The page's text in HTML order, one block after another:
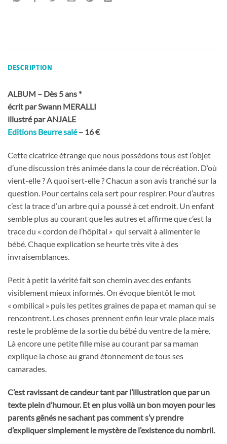
DESCRIPTION
ALBUM – Dès 5 ans *
écrit par Swann MERALLI
illustré par ANJALE
Editions Beurre salé– 16 €
Cette cicatrice étrange que nous possédons tous est l’objet
d’une discussion très animée dans la cour de récréation. D’où
vient-elle ? A quoi sert-elle ? Chacun a son avis tranché sur la
question. Pour certains cela sert pour respirer. Pour d’autres
c’est la trace d’un arbre qui a poussé à cet endroit. Un enfant
semble plus au courant que les autres et affirme que c’est la
trace du « cordon de l’hôpital » qui servait à alimenter le
bébé. Chaque explication se heurte très vite à des
invraisemblances.
Petit à petit la vérité fait son chemin avec des enfants
visiblement mieux informés. On évoque bientôt le mot
« ombilical » puis les petites graines de papa et maman qui se
rencontrent. Les choses prennent enfin leur vraie place mais
reste le problème de la sortie du bébé du ventre de la mère.
Là encore une petite fille mise au courant par sa maman
explique la chose au grand étonnement de tous ses
camarades.
C’est ravissant de candeur tant par l’illustration que par un
texte plein d’humour. Et en plus voilà un bon moyen pour les
parents gênés ne sachant pas comment s’y prendre
d’expliquer simplement le mystère de l’existence du nombril.